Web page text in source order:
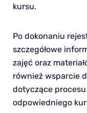
kursu.
Po dokonaniu
szczegółowe
zajęć oraz
również wsparcie
dotyczące
odpowiedniego